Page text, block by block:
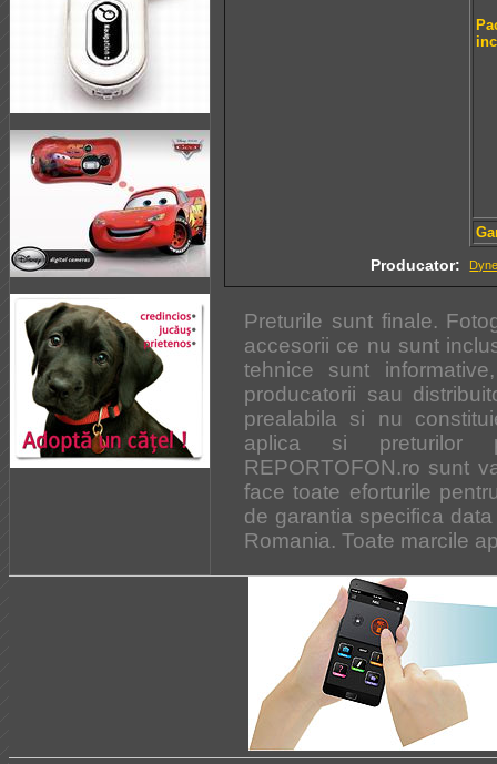
Producator:
Preturile sunt finale.
accesorii ce nu sunt
tehnice sunt
producatorii sau
prealabila si nu
aplica si preturilor
REPORTOFON.ro sunt
face toate eforturile
de garantia specifica
Romania. Toate marcile